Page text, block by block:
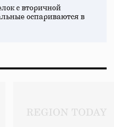
с вторичной
оспариваются в